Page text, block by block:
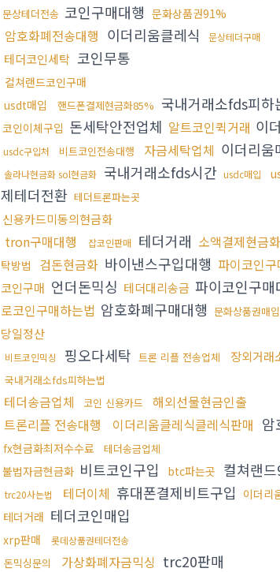
문상테더전송 코인구매대행 문화상품권91%
암호화폐전송대행 이더리움클레식 문상테더구매
테더코인세탁 코인무통
컬쳐랜드코인구매
usdt매입
핸드폰결제현금화85% 국내거래소fds피하
코인이체구입 돈세탁안전업체 알트코인퀵거래 이
usdc구입처 비트코인전송대행 자금세탁업체 이더리움
솔라나현금화 sol현금화 국내거래소fds시간 usdc매입
제테더전환 테더트론파는곳
신용카드미동의현금화
tron구매대행 잡코인판매 테더거래 소액결제현금
탁방법
검돈현금화 바이낸스구입대행 파이코인
코인구매 언더돈믹싱 테더대리송금 파이코인구매
로코인구매하는법 암호화폐구매대행 문화상품권매입
당일정산
비트코인믹싱 핑오다세탁 트론 리플 전송업체 장외거래
국내거래소fds피하는법
테더송금업체 코인 신용카드
해외선물현금인출
트론리플 전송대행
이더리움클레식클레식판매 암
fx현금화최저수수료 테더송금업체
불법자금현금화 비트코인구입 btc파는곳 컬쳐랜
trc20사는법
테더이체 휴대폰결제비트구입 이더리
테더거래 테더코인매입
xrp판매 롯데상품권테더전송
돈믹싱문의 가상화폐자금믹싱 trc20판매